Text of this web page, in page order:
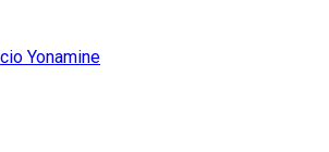
Yonamine